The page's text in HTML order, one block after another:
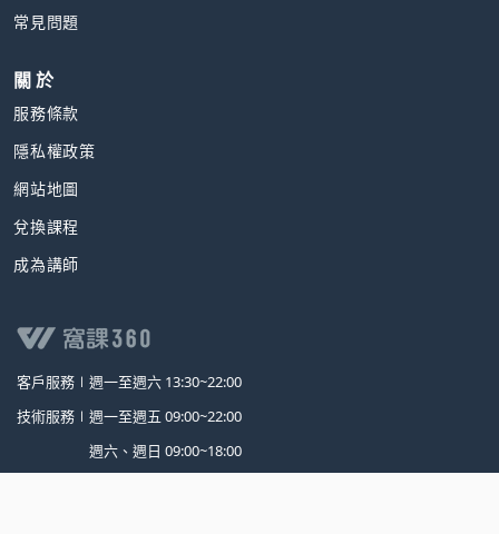
常見問題
關 於
服務條款
隱私權政策
網站地圖
兌換課程
成為講師
客戶服務∣ 週一至週六 13:30~22:00
技術服務∣ 週一至週五 09:00~22:00
週六、週日 09:00~18:00